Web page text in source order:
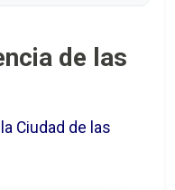
de las
Ciudad de las